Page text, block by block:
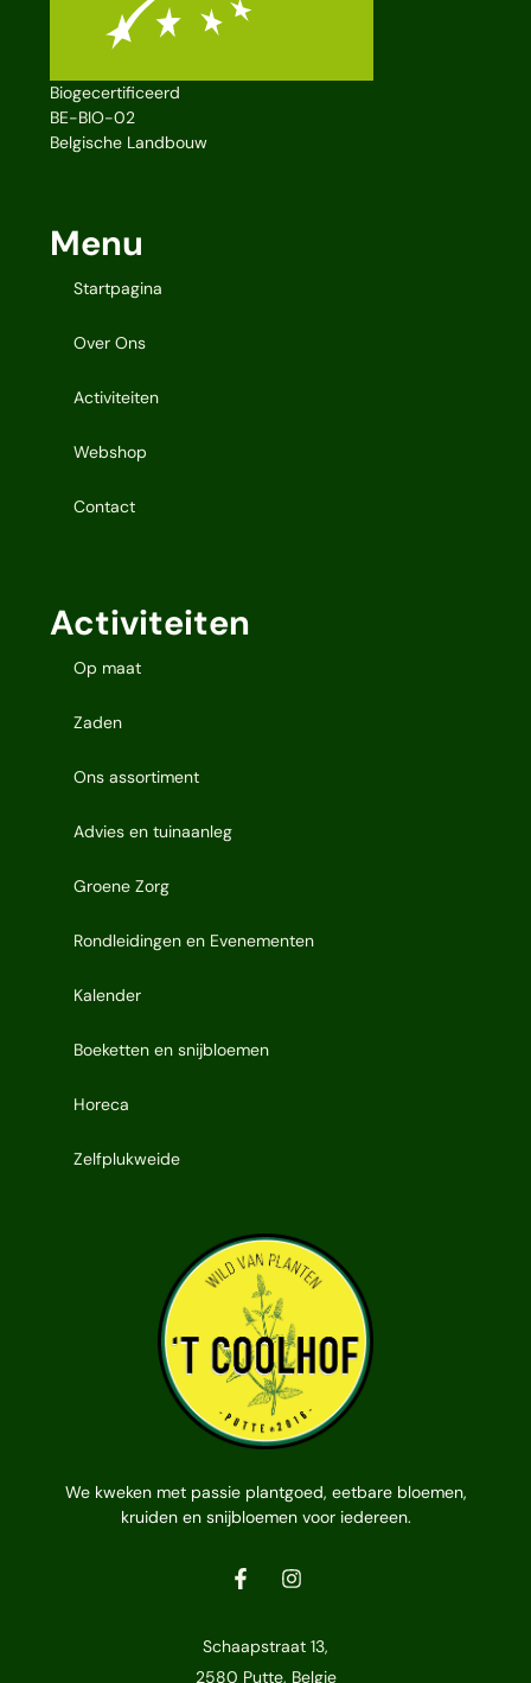
We kweken met passie plantgoed, eetbare bloemen,
kruiden en snijbloemen voor iedereen.
Schaapstraat 13,
2580 Putte, Belgie
Menu
Startpagina
Over Ons
Activiteiten
Webshop
Contact
Activiteiten
Op maat
Zaden
Ons assortiment
Advies en tuinaanleg
Groene Zorg
Rondleidingen en Evenementen
Kalender
Boeketten en snijbloemen
Horeca
Zelfplukweide
Biogecertificeerd
BE-BIO-02
Belgische Landbouw